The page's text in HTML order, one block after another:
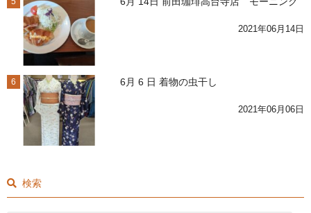
2021年06月14日
6 6月 6 日 着物の虫干し
2021年06月06日
検索